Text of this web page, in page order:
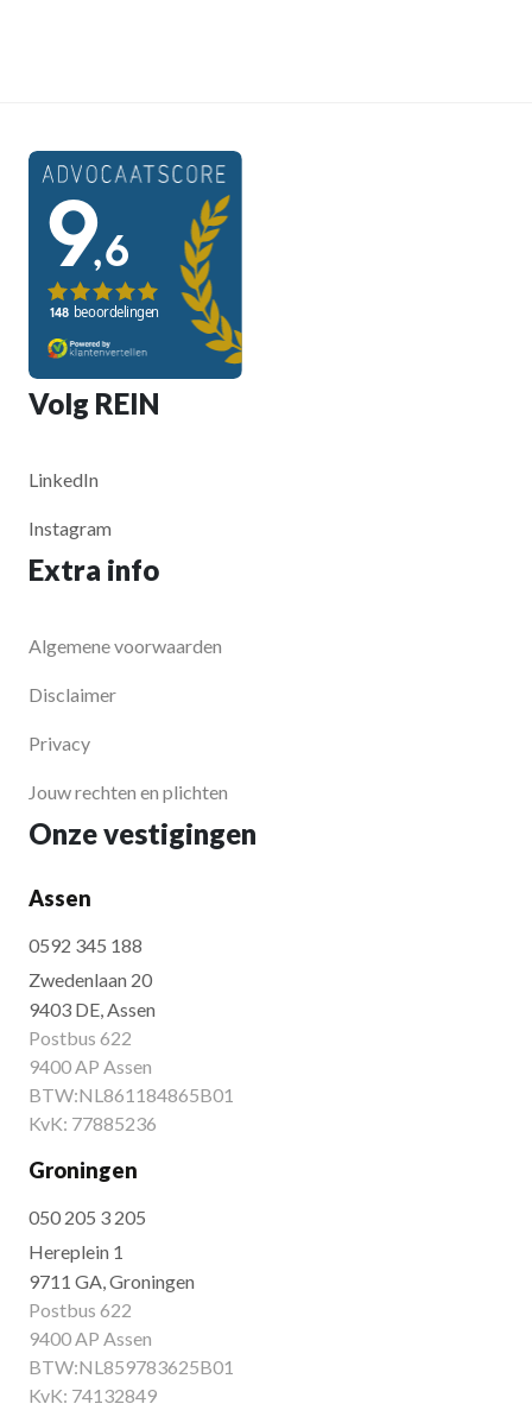
Volg REIN
LinkedIn
Instagram
Extra info
Algemene voorwaarden
Disclaimer
Privacy
Jouw rechten en plichten
Onze vestigingen
Assen
0592 345 188
Zwedenlaan 20
9403 DE, Assen
Postbus 622
9400 AP Assen
BTW:NL861184865B01
KvK: 77885236
Groningen
050 205 3 205
Hereplein 1
9711 GA, Groningen
Postbus 622
9400 AP Assen
BTW:NL859783625B01
KvK: 74132849